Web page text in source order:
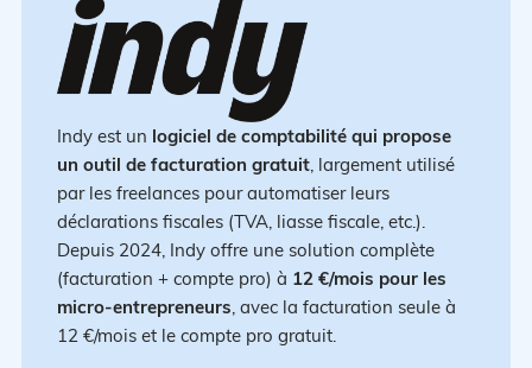
Indy est un logiciel de comptabilité qui propose
un outil de facturation gratuit, largement utilisé
par les freelances pour automatiser leurs
déclarations fiscales (TVA, liasse fiscale, etc.).
Depuis 2024, Indy offre une solution complète
(facturation + compte pro) à 12 €/mois pour les
micro-entrepreneurs, avec la facturation seule à
12 €/mois et le compte pro gratuit.